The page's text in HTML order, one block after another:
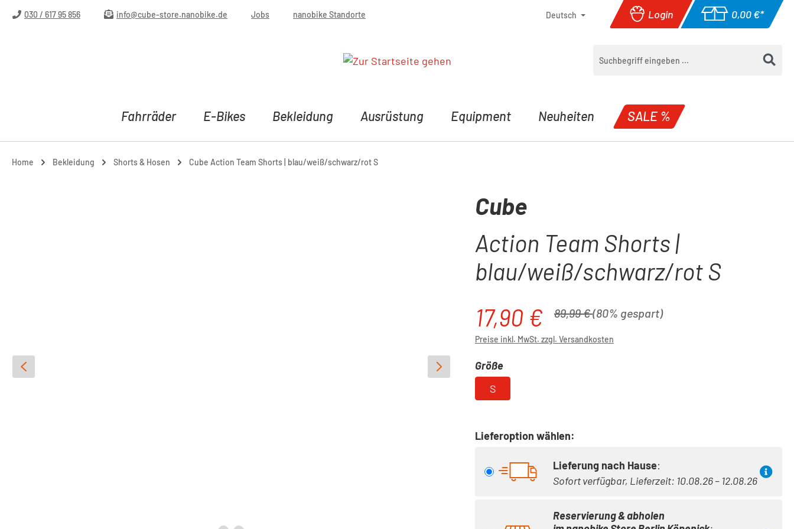
Hauptinhalt springen
Zur Suche springen
Zur Hauptnavigation springen
030 / 617 95 856 info@cube-store.nanobike.de Jobs nanobike Standorte Deutsch Login 0,00 €*
Warenkorb
Fahrräder E-Bikes Bekleidung Ausrüstung Equipment Neuheiten SALE %
Home Bekleidung Shorts & Hosen Cube Action Team Shorts | blau/weiß/schwarz/rot S
Cube
Action Team Shorts |
blau/weiß/schwarz/rot S
Verkaufspreis:
17,90 € Regulärer Preis:
89,99 €(80% gespart)
Preise inkl. MwSt. zzgl. Versandkosten
Größeauswählen
S
Lieferoption wählen:
Lieferung nach Hause:
Sofort verfügbar, Lieferzeit: 10.08.26 – 12.08.26
Reservierung & abholen